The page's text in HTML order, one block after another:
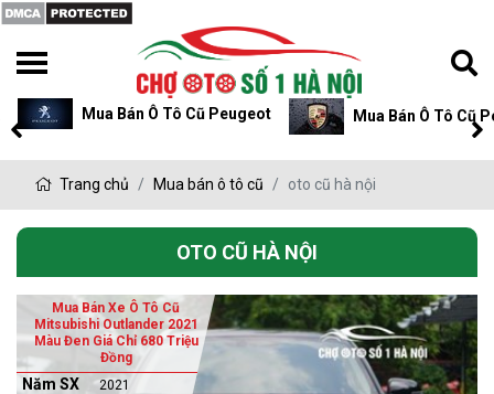
Mua Bán Ô Tô Cũ Peugeot Mua Bán Ô Tô Cũ
Trang chủ Mua bán ô tô cũ oto cũ hà nội
OTO CŨ HÀ NỘI
Mua Bán Xe Ô Tô Cũ
Mitsubishi Outlander 2021
Màu Đen Giá Chỉ 680 Triệu
Đồng
Năm SX 2021